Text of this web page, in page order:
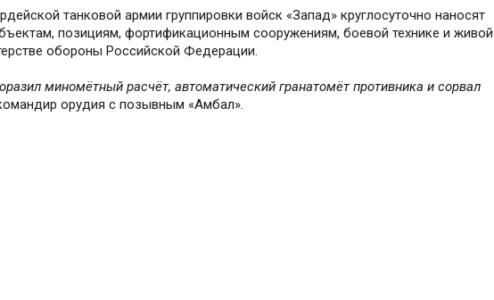
танковой армии группировки войск «Запад» круглосуточно наносят
позициям, фортификационным сооружениям, боевой технике и живой
обороны Российской Федерации.
миномётный расчёт, автоматический гранатомёт противника и сорвал
орудия с позывным «Амбал».